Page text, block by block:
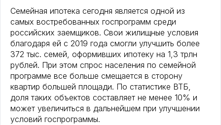
Семейная ипотека сегодня является одной из
самых востребованных госпрограмм среди
российских заемщиков. Свои жилищные условия
благодаря ей с 2019 года смогли улучшить более
372 тыс. семей, оформивших ипотеку на 1,3 трлн
рублей. При этом спрос населения по семейной
программе все больше смещается в сторону
квартир большей площади. По статистике ВТБ,
доля таких объектов составляет не менее 10% и
может увеличиться в дальнейшем при улучшении
условий госпрограммы.